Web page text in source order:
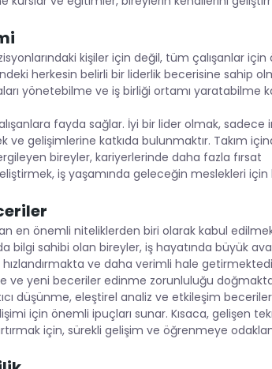
kişiler için değil, tüm çalışanlar için
herkesin belirli bir liderlik becerisine sahip
yönetebilme ve iş birliği ortamı yaratabilme
fayda sağlar. İyi bir lider olmak, sadece
gelişimlerine katkıda bulunmaktır. Takım
bireyler, kariyerlerinde daha fazla fırsat
iş yaşamında geleceğin meslekleri için
en önemli niteliklerden biri olarak kabul
bilgi sahibi olan bireyler, iş hayatında büyük
ve daha verimli hale
ve yeni beceriler edinme zorunluluğu
düşünme, eleştirel analiz ve etkileşim
için önemli ipuçları sunar. Kısaca, gelişen
için, sürekli gelişim ve öğrenmeye